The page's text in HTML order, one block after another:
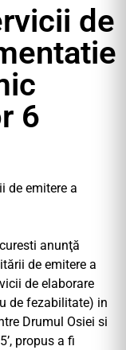
de
6
de emitere a
anunţă
de emitere a
de elaborare
de fezabilitate) in
Drumul Osiei si
propus a fi